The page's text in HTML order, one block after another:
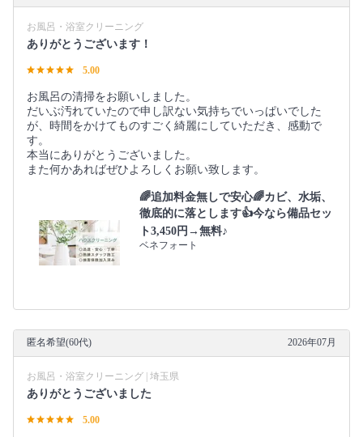
お風呂・浴室クリーニング
ありがとうございます！
5.00
お風呂の清掃をお願いしました。
だいぶ汚れていたので申し訳ない気持ちでいっぱいでした
が、時間をかけてものすごく綺麗にしていただき、感動で
す。
本当にありがとうございました。
また何かあればぜひよろしくお願い致します。
🌈追加料金無しで安心🌈カビ、水垢、
徹底的に落とします👍今なら備品セッ
ト3,450円→無料♪
ベネフォート
匿名希望(60代) 2026年07月
お風呂・浴室クリーニング | 埼玉県
ありがとうございました
5.00